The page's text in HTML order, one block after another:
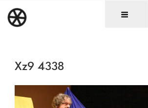
Inhalt
springen
Xz9 4338